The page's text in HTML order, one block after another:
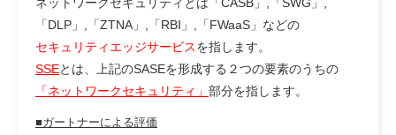
「DLP」,「ZTNA」,「RBI」,「FWaaS」などの
セキュリティエッジサービスを指します。
SSEとは、上記のSASEを形成する２つの要素のうちの
「ネットワークセキュリティ」 部分を指します。
■ガートナーによる評価